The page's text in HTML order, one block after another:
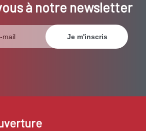
à notre newsletter